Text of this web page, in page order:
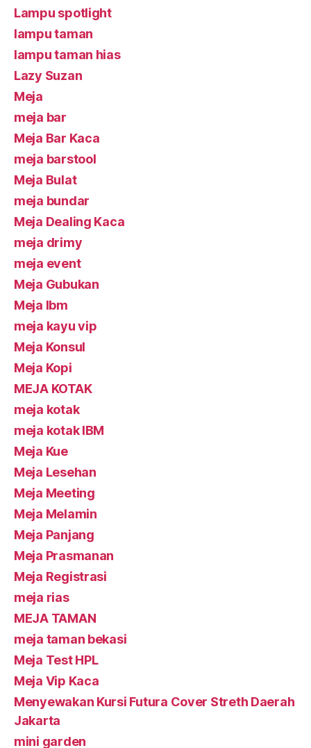
Lampu spotlight
lampu taman
lampu taman hias
Lazy Suzan
Meja
meja bar
Meja Bar Kaca
meja barstool
Meja Bulat
meja bundar
Meja Dealing Kaca
meja drimy
meja event
Meja Gubukan
Meja Ibm
meja kayu vip
Meja Konsul
Meja Kopi
MEJA KOTAK
meja kotak
meja kotak IBM
Meja Kue
Meja Lesehan
Meja Meeting
Meja Melamin
Meja Panjang
Meja Prasmanan
Meja Registrasi
meja rias
MEJA TAMAN
meja taman bekasi
Meja Test HPL
Meja Vip Kaca
Menyewakan Kursi Futura Cover Streth Daerah
Jakarta
mini garden